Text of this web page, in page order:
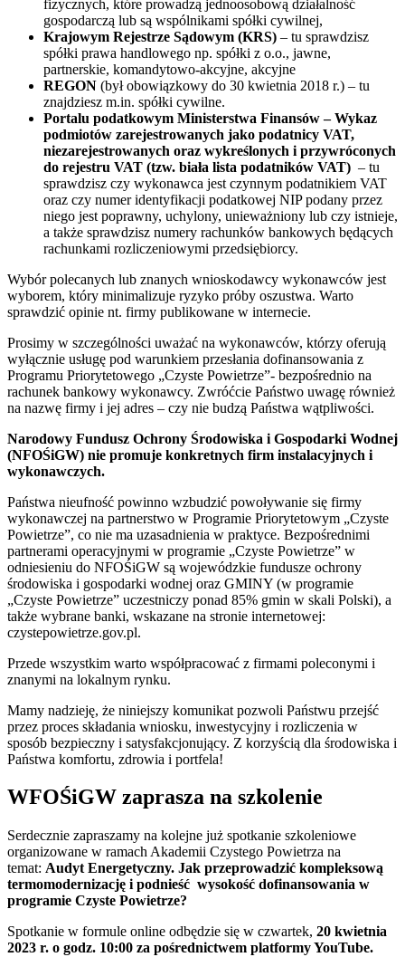
fizycznych, które prowadzą jednoosobową działalność
gospodarczą lub są wspólnikami spółki cywilnej,
Krajowym Rejestrze Sądowym (KRS) – tu sprawdzisz
spółki prawa handlowego np. spółki z o.o., jawne,
partnerskie, komandytowo-akcyjne, akcyjne
REGON (był obowiązkowy do 30 kwietnia 2018 r.) – tu
znajdziesz m.in. spółki cywilne.
Portalu podatkowym Ministerstwa Finansów –Wykaz
podmiotów zarejestrowanych jako podatnicy VAT,
niezarejestrowanych oraz wykreślonych i przywróconych
do rejestru VAT (tzw. biała lista podatników VAT) – tu
sprawdzisz czy wykonawca jest czynnym podatnikiem VAT
oraz czy numer identyfikacji podatkowej NIP podany przez
niego jest poprawny, uchylony, unieważniony lub czy istnieje,
a także sprawdzisz numery rachunków bankowych będących
rachunkami rozliczeniowymi przedsiębiorcy.
Wybór polecanych lub znanych wnioskodawcy wykonawców jest
wyborem, który minimalizuje ryzyko próby oszustwa. Warto
sprawdzić opinie nt. firmy publikowane w internecie.
Prosimy w szczególności uważać na wykonawców, którzy oferują
wyłącznie usługę pod warunkiem przesłania dofinansowania z
Programu Priorytetowego „Czyste Powietrze”- bezpośrednio na
rachunek bankowy wykonawcy. Zwróćcie Państwo uwagę również
na nazwę firmy i jej adres – czy nie budzą Państwa wątpliwości.
Narodowy Fundusz Ochrony Środowiska i Gospodarki Wodnej
(NFOŚiGW) nie promuje konkretnych firm instalacyjnych i
wykonawczych.
Państwa nieufność powinno wzbudzić powoływanie się firmy
wykonawczej na partnerstwo w Programie Priorytetowym „Czyste
Powietrze”, co nie ma uzasadnienia w praktyce. Bezpośrednimi
partnerami operacyjnymi w programie „Czyste Powietrze” w
odniesieniu do NFOŚiGW są wojewódzkie fundusze ochrony
środowiska i gospodarki wodnej oraz GMINY (w programie
„Czyste Powietrze” uczestniczy ponad 85% gmin w skali Polski), a
także wybrane banki, wskazane na stronie internetowej:
czystepowietrze.gov.pl.
Przede wszystkim warto współpracować z firmami poleconymi i
znanymi na lokalnym rynku.
Mamy nadzieję, że niniejszy komunikat pozwoli Państwu przejść
przez proces składania wniosku, inwestycyjny i rozliczenia w
sposób bezpieczny i satysfakcjonujący. Z korzyścią dla środowiska i
Państwa komfortu, zdrowia i portfela!
WFOŚiGW zaprasza na szkolenie
Serdecznie zapraszamy na kolejne już spotkanie szkoleniowe
organizowane w ramach Akademii Czystego Powietrza na
temat: Audyt Energetyczny. Jak przeprowadzić kompleksową
termomodernizację i podnieść wysokość dofinansowania w
programie Czyste Powietrze?
Spotkanie w formule online odbędzie się w czwartek, 20 kwietnia
2023 r. o godz. 10:00 za pośrednictwem platformy YouTube.